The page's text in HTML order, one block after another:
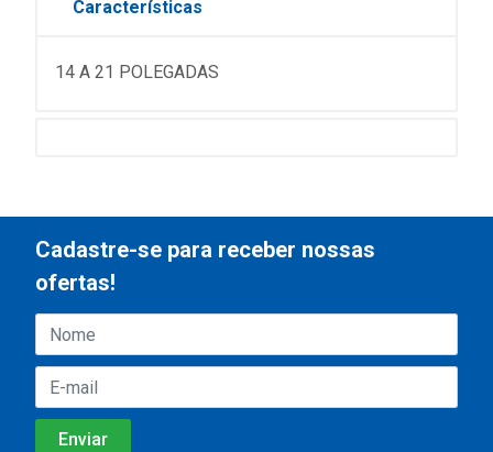
Características
14 A 21 POLEGADAS
Cadastre-se para receber nossas
ofertas!